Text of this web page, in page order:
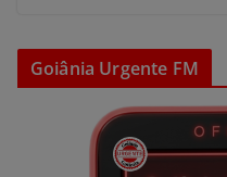
Goiânia Urgente FM